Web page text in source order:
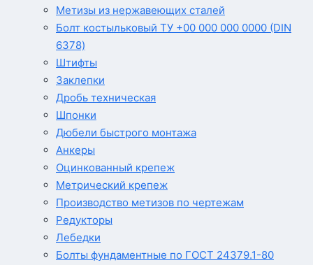
Метизы из нержавеющих сталей
Болт костыльковый ТУ +00 000 000 0000 (DIN
6378)
Штифты
Заклепки
Дробь техническая
Шпонки
Дюбели быстрого монтажа
Анкеры
Оцинкованный крепеж
Метрический крепеж
Производство метизов по чертежам
Редукторы
Лебедки
Болты фундаментные по ГОСТ 24379.1-80